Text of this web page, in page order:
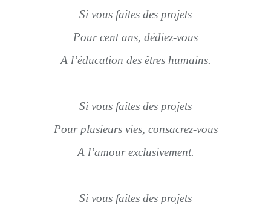
Si vous faites des projets
Pour cent ans, dédiez-vous
A l’éducation des êtres humains.
Si vous faites des projets
Pour plusieurs vies, consacrez-vous
A l’amour exclusivement.
Si vous faites des projets